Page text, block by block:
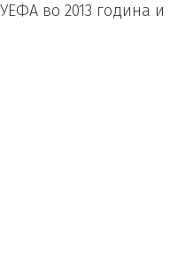
во 2013 година и